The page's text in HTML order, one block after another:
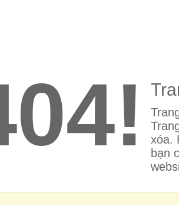
xóa.
bạn